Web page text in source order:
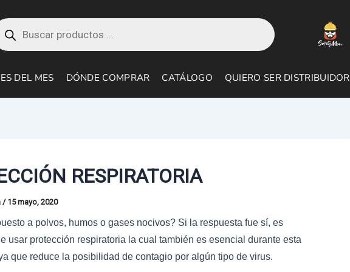
DEL MES DÓNDE COMPRAR CATÁLOGO QUIERO SER DISTRIBUIDOR
RESPIRATORIA
/ 15 mayo, 2020
a polvos, humos o gases nocivos? Si la respuesta fue sí, es
usar protección respiratoria la cual también es esencial durante esta
que reduce la posibilidad de contagio por algún tipo de virus.